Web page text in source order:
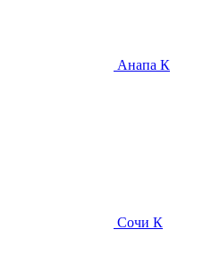
Анапа К
Сочи К